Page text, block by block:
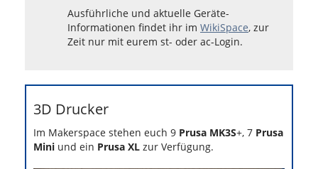
Ausführliche und aktuelle Geräte-
Informationen findet ihr im WikiSpace, zur
Zeit nur mit eurem st- oder ac-Login.
3D Drucker
Im Makerspace stehen euch 9 Prusa MK3S+, 7 Prusa
Mini und ein Prusa XL zur Verfügung.